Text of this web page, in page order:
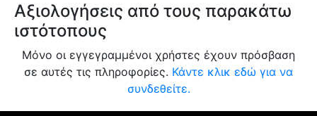
Αξιολογήσεις από τους παρακάτω
ιστότοπους
Μόνο οι εγγεγραμμένοι χρήστες έχουν πρόσβαση
σε αυτές τις πληροφορίες. Κάντε κλικ εδώ για να
συνδεθείτε.